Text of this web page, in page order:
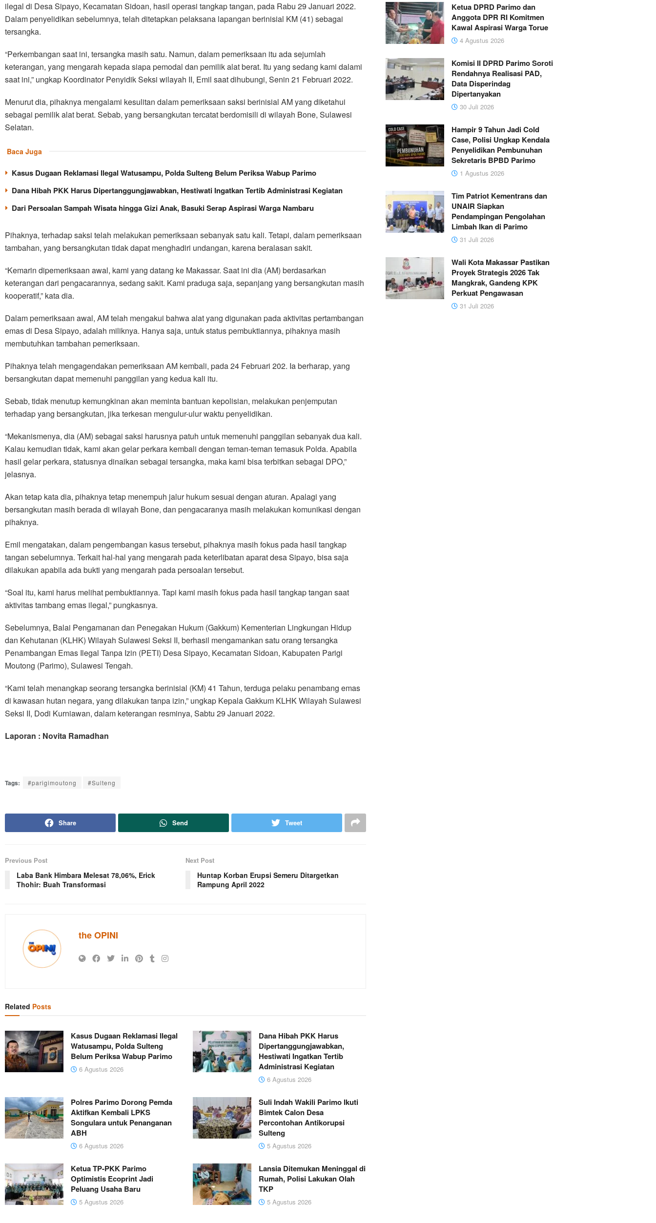
ilegal di Desa Sipayo, Kecamatan Sidoan, hasil operasi tangkap tangan, pada Rabu 29 Januari 2022.
Dalam penyelidikan sebelumnya, telah ditetapkan pelaksana lapangan berinisial KM (41) sebagai
tersangka.
“Perkembangan saat ini, tersangka masih satu. Namun, dalam pemeriksaan itu ada sejumlah
keterangan, yang mengarah kepada siapa pemodal dan pemilik alat berat. Itu yang sedang kami dalami
saat ini,” ungkap Koordinator Penyidik Seksi wilayah II, Emil saat dihubungi, Senin 21 Februari 2022.
Menurut dia, pihaknya mengalami kesulitan dalam pemeriksaan saksi berinisial AM yang diketahui
sebagai pemilik alat berat. Sebab, yang bersangkutan tercatat berdomisili di wilayah Bone, Sulawesi
Selatan.
Baca Juga
Kasus Dugaan Reklamasi Ilegal Watusampu, Polda Sulteng Belum Periksa Wabup Parimo
Dana Hibah PKK Harus Dipertanggungjawabkan, Hestiwati Ingatkan Tertib Administrasi Kegiatan
Dari Persoalan Sampah Wisata hingga Gizi Anak, Basuki Serap Aspirasi Warga Nambaru
Pihaknya, terhadap saksi telah melakukan pemeriksaan sebanyak satu kali. Tetapi, dalam pemeriksaan
tambahan, yang bersangkutan tidak dapat menghadiri undangan, karena beralasan sakit.
“Kemarin dipemeriksaan awal, kami yang datang ke Makassar. Saat ini dia (AM) berdasarkan
keterangan dari pengacarannya, sedang sakit. Kami praduga saja, sepanjang yang bersangkutan masih
kooperatif,” kata dia.
Dalam pemeriksaan awal, AM telah mengakui bahwa alat yang digunakan pada aktivitas pertambangan
emas di Desa Sipayo, adalah miliknya. Hanya saja, untuk status pembuktiannya, pihaknya masih
membutuhkan tambahan pemeriksaan.
Pihaknya telah mengagendakan pemeriksaan AM kembali, pada 24 Februari 202. Ia berharap, yang
bersangkutan dapat memenuhi panggilan yang kedua kali itu.
Sebab, tidak menutup kemungkinan akan meminta bantuan kepolisian, melakukan penjemputan
terhadap yang bersangkutan, jika terkesan mengulur-ulur waktu penyelidikan.
“Mekanismenya, dia (AM) sebagai saksi harusnya patuh untuk memenuhi panggilan sebanyak dua kali.
Kalau kemudian tidak, kami akan gelar perkara kembali dengan teman-teman temasuk Polda. Apabila
hasil gelar perkara, statusnya dinaikan sebagai tersangka, maka kami bisa terbitkan sebagai DPO,”
jelasnya.
Akan tetap kata dia, pihaknya tetap menempuh jalur hukum sesuai dengan aturan. Apalagi yang
bersangkutan masih berada di wilayah Bone, dan pengacaranya masih melakukan komunikasi dengan
pihaknya.
Emil mengatakan, dalam pengembangan kasus tersebut, pihaknya masih fokus pada hasil tangkap
tangan sebelumnya. Terkait hal-hal yang mengarah pada keterlibatan aparat desa Sipayo, bisa saja
dilakukan apabila ada bukti yang mengarah pada persoalan tersebut.
“Soal itu, kami harus melihat pembuktiannya. Tapi kami masih fokus pada hasil tangkap tangan saat
aktivitas tambang emas ilegal,” pungkasnya.
Sebelumnya, Balai Pengamanan dan Penegakan Hukum (Gakkum) Kementerian Lingkungan Hidup
dan Kehutanan (KLHK) Wilayah Sulawesi Seksi II, berhasil mengamankan satu orang tersangka
Penambangan Emas Ilegal Tanpa Izin (PETI) Desa Sipayo, Kecamatan Sidoan, Kabupaten Parigi
Moutong (Parimo), Sulawesi Tengah.
“Kami telah menangkap seorang tersangka berinisial (KM) 41 Tahun, terduga pelaku penambang emas
di kawasan hutan negara, yang dilakukan tanpa izin,” ungkap Kepala Gakkum KLHK Wilayah Sulawesi
Seksi II, Dodi Kurniawan, dalam keterangan resminya, Sabtu 29 Januari 2022.
Laporan : Novita Ramadhan
Tags: #parigimoutong #Sulteng
Share Send Tweet
Previous Post
Laba Bank Himbara Melesat 78,06%, Erick
Thohir: Buah Transformasi
Next Post
Huntap Korban Erupsi Semeru Ditargetkan
Rampung April 2022
the OPINI
Related Posts
Kasus Dugaan Reklamasi Ilegal
Watusampu, Polda Sulteng
Belum Periksa Wabup Parimo
6 Agustus 2026
Dana Hibah PKK Harus
Dipertanggungjawabkan,
Hestiwati Ingatkan Tertib
Administrasi Kegiatan
6 Agustus 2026
Polres Parimo Dorong Pemda
Aktifkan Kembali LPKS
Songulara untuk Penanganan
ABH
6 Agustus 2026
Suli Indah Wakili Parimo Ikuti
Bimtek Calon Desa
Percontohan Antikorupsi
Sulteng
5 Agustus 2026
Ketua TP-PKK Parimo
Optimistis Ecoprint Jadi
Peluang Usaha Baru
5 Agustus 2026
Lansia Ditemukan Meninggal di
Rumah, Polisi Lakukan Olah
TKP
5 Agustus 2026
Ketua DPRD Parimo dan
Anggota DPR RI Komitmen
Kawal Aspirasi Warga Torue
4 Agustus 2026
Komisi II DPRD Parimo Soroti
Rendahnya Realisasi PAD,
Data Disperindag
Dipertanyakan
30 Juli 2026
Hampir 9 Tahun Jadi Cold
Case, Polisi Ungkap Kendala
Penyelidikan Pembunuhan
Sekretaris BPBD Parimo
1 Agustus 2026
Tim Patriot Kementrans dan
UNAIR Siapkan
Pendampingan Pengolahan
Limbah Ikan di Parimo
31 Juli 2026
Wali Kota Makassar Pastikan
Proyek Strategis 2026 Tak
Mangkrak, Gandeng KPK
Perkuat Pengawasan
31 Juli 2026